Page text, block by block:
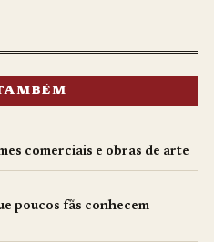
comerciais e obras de arte
poucos fãs conhecem